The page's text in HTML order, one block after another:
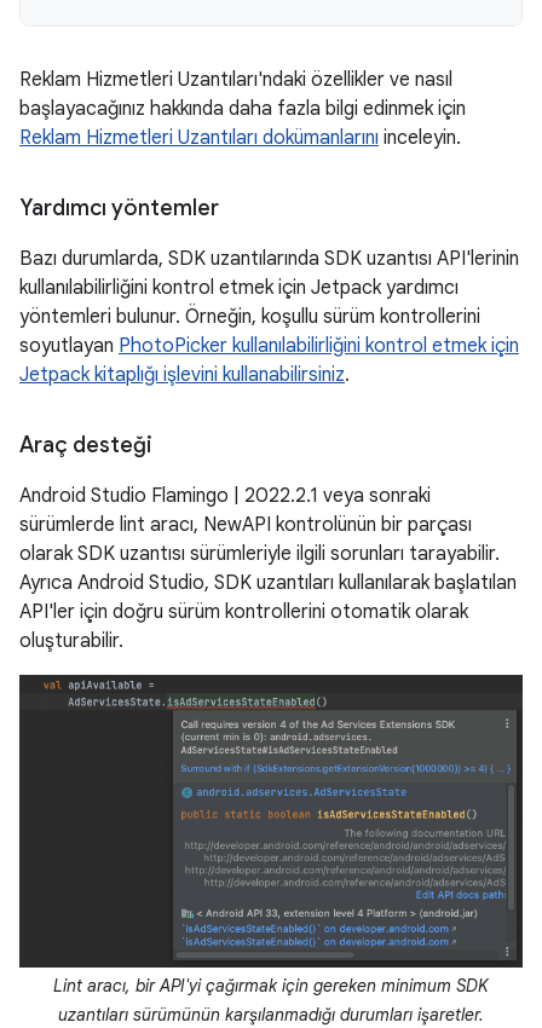
Reklam Hizmetleri Uzantıları'ndaki özellikler ve nasıl
başlayacağınız hakkında daha fazla bilgi edinmek için
Reklam Hizmetleri Uzantıları dokümanlarını inceleyin.
Yardımcı yöntemler
Bazı durumlarda, SDK uzantılarında SDK uzantısı API'lerinin
kullanılabilirliğini kontrol etmek için Jetpack yardımcı
yöntemleri bulunur. Örneğin, koşullu sürüm kontrollerini
soyutlayan PhotoPicker kullanılabilirliğini kontrol etmek için
Jetpack kitaplığı işlevini kullanabilirsiniz.
Araç desteği
Android Studio Flamingo | 2022.2.1 veya sonraki
sürümlerde lint aracı, NewAPI kontrolünün bir parçası
olarak SDK uzantısı sürümleriyle ilgili sorunları tarayabilir.
Ayrıca Android Studio, SDK uzantıları kullanılarak başlatılan
API'ler için doğru sürüm kontrollerini otomatik olarak
oluşturabilir.
Lint aracı, bir API'yi çağırmak için gereken minimum SDK
uzantıları sürümünün karşılanmadığı durumları işaretler.